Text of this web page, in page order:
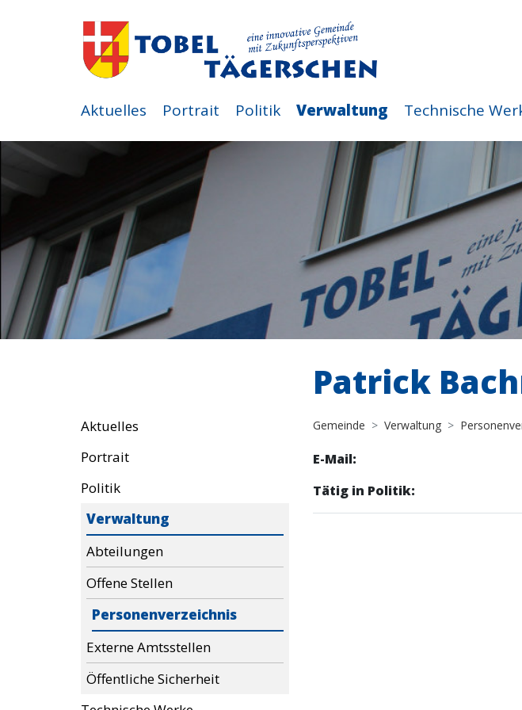
Aktuelles Portrait Politik Verwaltung Technische
Aktuelles
Portrait
Politik
Verwaltung
Abteilungen
Offene Stellen
Personenverzeichnis
Externe Amtsstellen
Öffentliche Sicherheit
Patrick
Gemeinde Verwaltung
E-Mail:
Tätig in Politik: